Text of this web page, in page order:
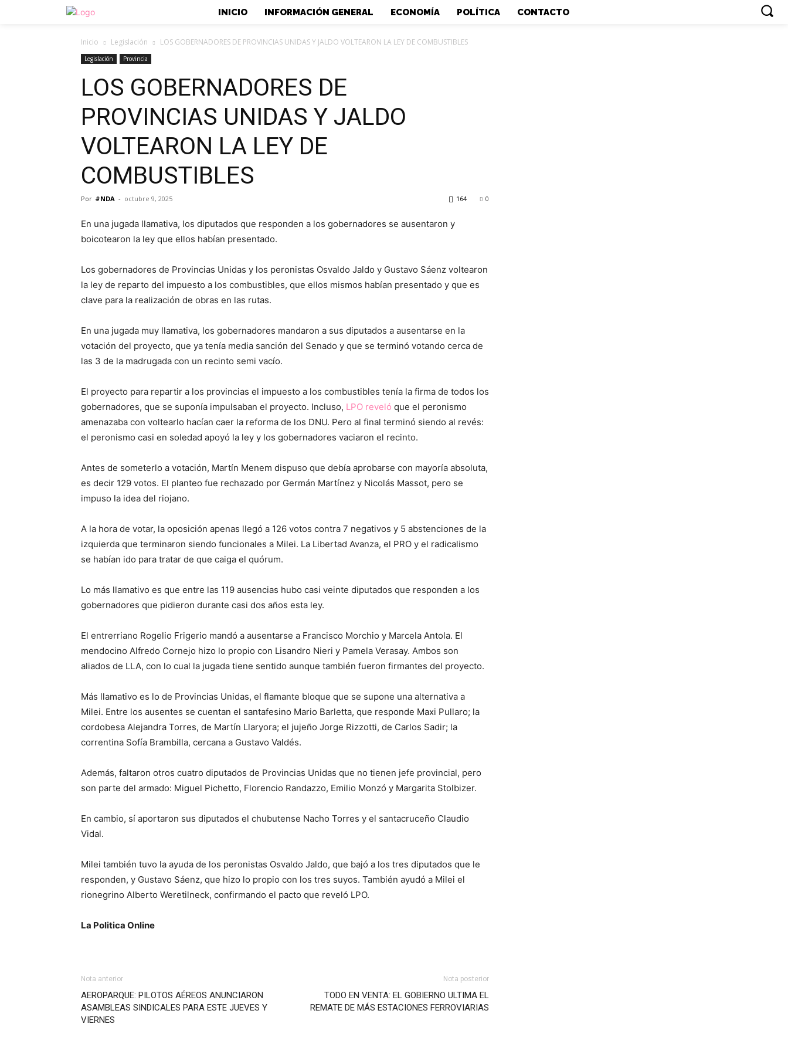
INICIO INFORMACIÓN GENERAL ECONOMÍA POLÍTICA CONTACTO
Inicio Legislación LOS GOBERNADORES DE PROVINCIAS UNIDAS Y JALDO VOLTEARON LA LEY DE COMBUSTIBLES
Legislación Provincia
LOS GOBERNADORES DE
PROVINCIAS UNIDAS Y JALDO
VOLTEARON LA LEY DE
COMBUSTIBLES
Por #NDA - octubre 9, 2025 0
164
En una jugada llamativa, los diputados que responden a los gobernadores se ausentaron y
boicotearon la ley que ellos habían presentado.
Los gobernadores de Provincias Unidas y los peronistas Osvaldo Jaldo y Gustavo Sáenz voltearon
la ley de reparto del impuesto a los combustibles, que ellos mismos habían presentado y que es
clave para la realización de obras en las rutas.
En una jugada muy llamativa, los gobernadores mandaron a sus diputados a ausentarse en la
votación del proyecto, que ya tenía media sanción del Senado y que se terminó votando cerca de
las 3 de la madrugada con un recinto semi vacío.
El proyecto para repartir a los provincias el impuesto a los combustibles tenía la firma de todos los
gobernadores, que se suponía impulsaban el proyecto. Incluso, LPO reveló que el peronismo
amenazaba con voltearlo hacían caer la reforma de los DNU. Pero al final terminó siendo al revés:
el peronismo casi en soledad apoyó la ley y los gobernadores vaciaron el recinto.
Antes de someterlo a votación, Martín Menem dispuso que debía aprobarse con mayoría absoluta,
es decir 129 votos. El planteo fue rechazado por Germán Martínez y Nicolás Massot, pero se
impuso la idea del riojano.
A la hora de votar, la oposición apenas llegó a 126 votos contra 7 negativos y 5 abstenciones de la
izquierda que terminaron siendo funcionales a Milei. La Libertad Avanza, el PRO y el radicalismo
se habían ido para tratar de que caiga el quórum.
Lo más llamativo es que entre las 119 ausencias hubo casi veinte diputados que responden a los
gobernadores que pidieron durante casi dos años esta ley.
El entrerriano Rogelio Frigerio mandó a ausentarse a Francisco Morchio y Marcela Antola. El
mendocino Alfredo Cornejo hizo lo propio con Lisandro Nieri y Pamela Verasay. Ambos son
aliados de LLA, con lo cual la jugada tiene sentido aunque también fueron firmantes del proyecto.
Más llamativo es lo de Provincias Unidas, el flamante bloque que se supone una alternativa a
Milei. Entre los ausentes se cuentan el santafesino Mario Barletta, que responde Maxi Pullaro; la
cordobesa Alejandra Torres, de Martín Llaryora; el jujeño Jorge Rizzotti, de Carlos Sadir; la
correntina Sofía Brambilla, cercana a Gustavo Valdés.
Además, faltaron otros cuatro diputados de Provincias Unidas que no tienen jefe provincial, pero
son parte del armado: Miguel Pichetto, Florencio Randazzo, Emilio Monzó y Margarita Stolbizer.
En cambio, sí aportaron sus diputados el chubutense Nacho Torres y el santacruceño Claudio
Vidal.
Milei también tuvo la ayuda de los peronistas Osvaldo Jaldo, que bajó a los tres diputados que le
responden, y Gustavo Sáenz, que hizo lo propio con los tres suyos. También ayudó a Milei el
rionegrino Alberto Weretilneck, confirmando el pacto que reveló LPO.
La Politica Online
Nota anterior
AEROPARQUE: PILOTOS AÉREOS ANUNCIARON
ASAMBLEAS SINDICALES PARA ESTE JUEVES Y
VIERNES
Nota posterior
TODO EN VENTA: EL GOBIERNO ULTIMA EL
REMATE DE MÁS ESTACIONES FERROVIARIAS